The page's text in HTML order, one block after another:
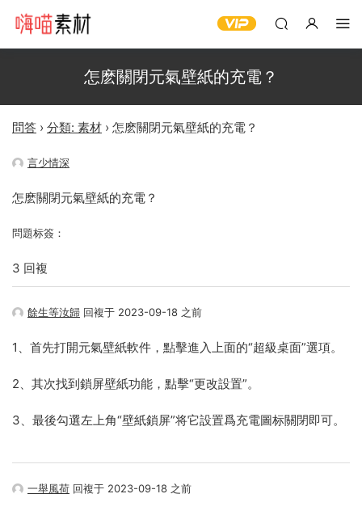
怎麽關閉元氣壁紙的充電？
問答 › 分類: 素材 › 怎麽關閉元氣壁紙的充電？
言少情深
怎麽關閉元氣壁紙的充電？
問題标簽：
3 回複
餘生等汝歸 回複于 2023-09-18 之前
1、首先打開元氣壁紙軟件，點擊進入上面的“超級桌面”選項。
2、其次找到鎖屏壁紙功能，點擊“更改設置”。
3、最後勾選左上角“壁紙鎖屏”将它設置爲充電圖标關閉即可。
一舉風荷 回複于 2023-09-18 之前